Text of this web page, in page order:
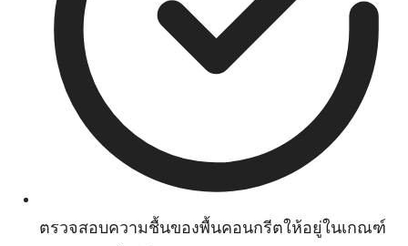
ตรวจสอบความชื้นของพื้นคอนกรีตให้อยู่ในเกณฑ์